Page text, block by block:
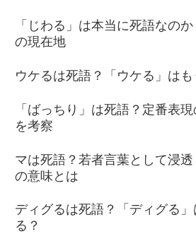
「じわる」は本当に死語なの
の現在地
ウケるは死語？「ウケる」はも
「ばっちり」は死語？定番表
を考察
マは死語？若者言葉として浸透
の意味とは
ディグるは死語？「ディグる
る？